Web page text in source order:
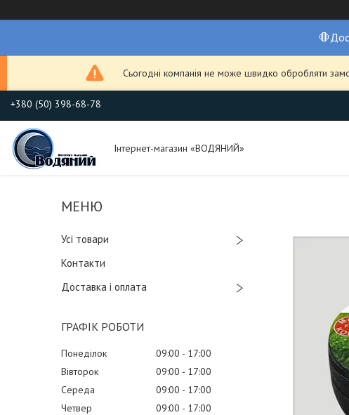
Сьогодні компанія не може швидко обробляти
+380 (50) 398-68-78
Інтернет-магазин «ВОДЯНИЙ»
Усі товари
Контакти
Доставка і оплата
ГРАФІК РОБОТИ
Понеділок 09:00
17:00
Вівторок
09:00
17:00
Середа
09:00
17:00
Четвер
09:00
17:00